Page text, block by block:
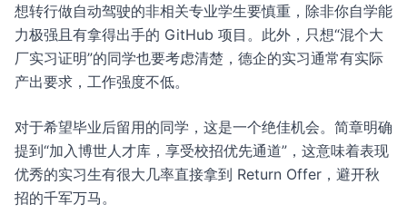
想转行做自动驾驶的非相关专业学生要慎重，除非你自学能
力极强且有拿得出手的 GitHub 项目。此外，只想“混个大
厂实习证明”的同学也要考虑清楚，德企的实习通常有实际
产出要求，工作强度不低。
对于希望毕业后留用的同学，这是一个绝佳机会。简章明确
提到“加入博世人才库，享受校招优先通道”，这意味着表现
优秀的实习生有很大几率直接拿到 Return Offer，避开秋
招的千军万马。